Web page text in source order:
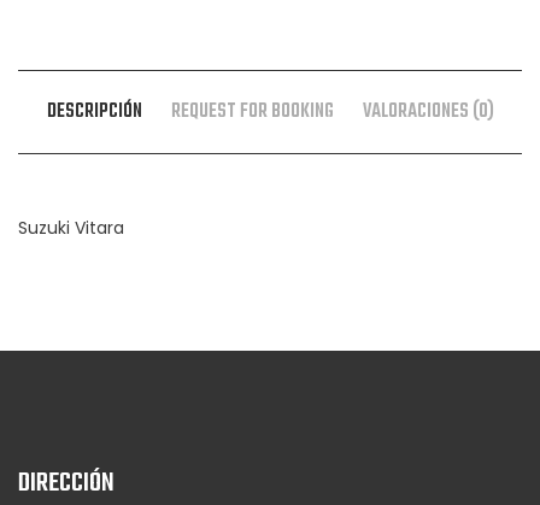
DESCRIPCIÓN REQUEST FOR BOOKING VALORACIONES (0)
Suzuki Vitara
DIRECCIÓN